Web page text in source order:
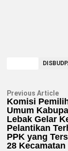
Navigasi
pos
Previous Article
Komisi
Umum
Lebak Gelar
Pelantikan
PPK yang
28 Kecamatan